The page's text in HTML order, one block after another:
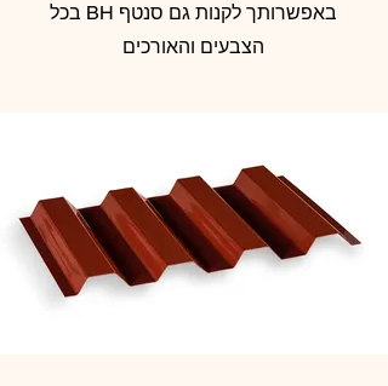
באפשרותך לקנות גם סנטף BH בכל
הצבעים והאורכים